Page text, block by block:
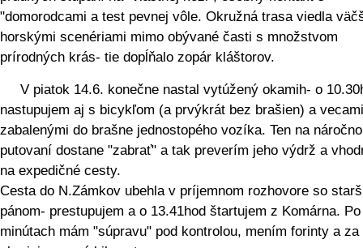
"domorodcami a test pevnej vôle. Okružná trasa viedla
horskými scenériami mimo obývané časti s množstvom
prírodných krás- tie dopĺňalo zopár kláštorov.
V piatok 14.6. konečne nastal vytúžený okamih- o
nastupujem aj s bicykľom (a prvýkrát bez brašien) a
zabalenými do brašne jednostopého vozíka. Ten na
putovaní dostane "zabrať" a tak preverím jeho výdrž a
na expedičné cesty.
Cesta do N.Zámkov ubehla v príjemnom rozhovore so
pánom- prestupujem a o 13.41hod štartujem z Komárna.
minútach mám "súpravu" pod kontrolou, mením forinty a za